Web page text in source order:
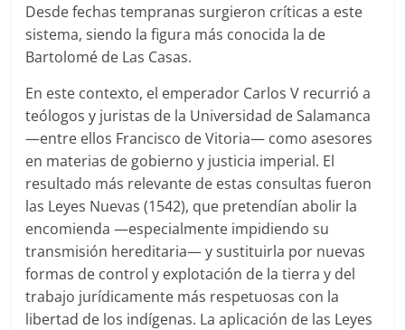
Desde fechas tempranas surgieron críticas a este
sistema, siendo la figura más conocida la de
Bartolomé de Las Casas.
En este contexto, el emperador Carlos V recurrió a
teólogos y juristas de la Universidad de Salamanca
—entre ellos Francisco de Vitoria— como asesores
en materias de gobierno y justicia imperial. El
resultado más relevante de estas consultas fueron
las Leyes Nuevas (1542), que pretendían abolir la
encomienda —especialmente impidiendo su
transmisión hereditaria— y sustituirla por nuevas
formas de control y explotación de la tierra y del
trabajo jurídicamente más respetuosas con la
libertad de los indígenas. La aplicación de las Leyes